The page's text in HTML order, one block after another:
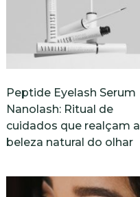
Peptide Eyelash Serum
Nanolash: Ritual de
cuidados que realçam a
beleza natural do olhar